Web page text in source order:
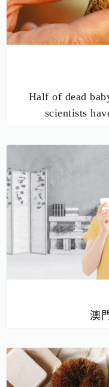
Half of dead
scientists
澳